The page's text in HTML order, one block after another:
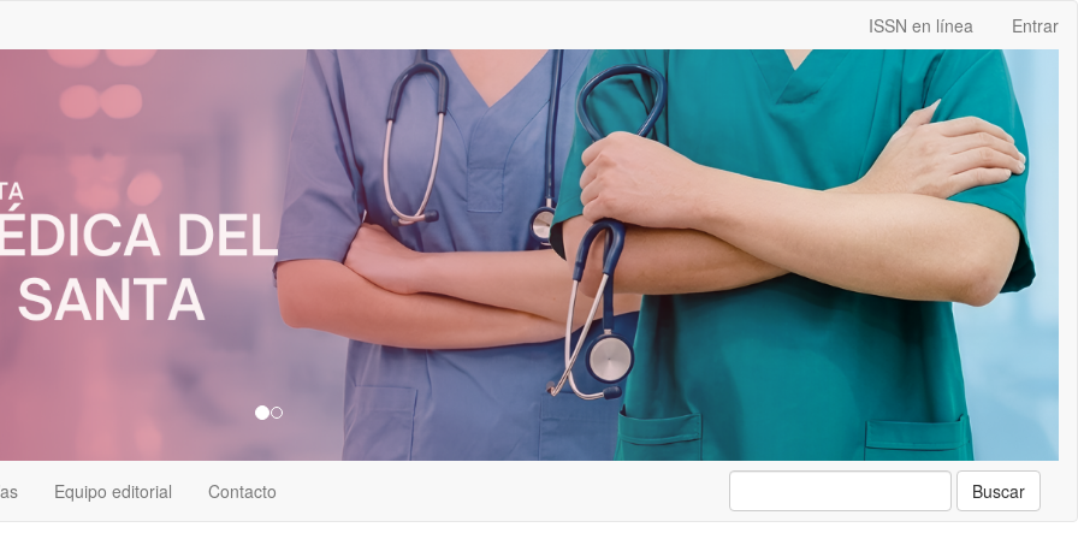
ISSN en línea Entrar
Equipo editorial Contacto Buscar